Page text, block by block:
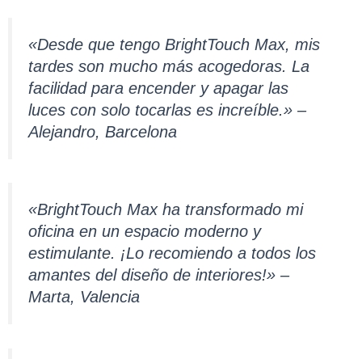
«Desde que tengo BrightTouch Max, mis
tardes son mucho más acogedoras. La
facilidad para encender y apagar las
luces con solo tocarlas es increíble.» –
Alejandro, Barcelona
«BrightTouch Max ha transformado mi
oficina en un espacio moderno y
estimulante. ¡Lo recomiendo a todos los
amantes del diseño de interiores!» –
Marta, Valencia